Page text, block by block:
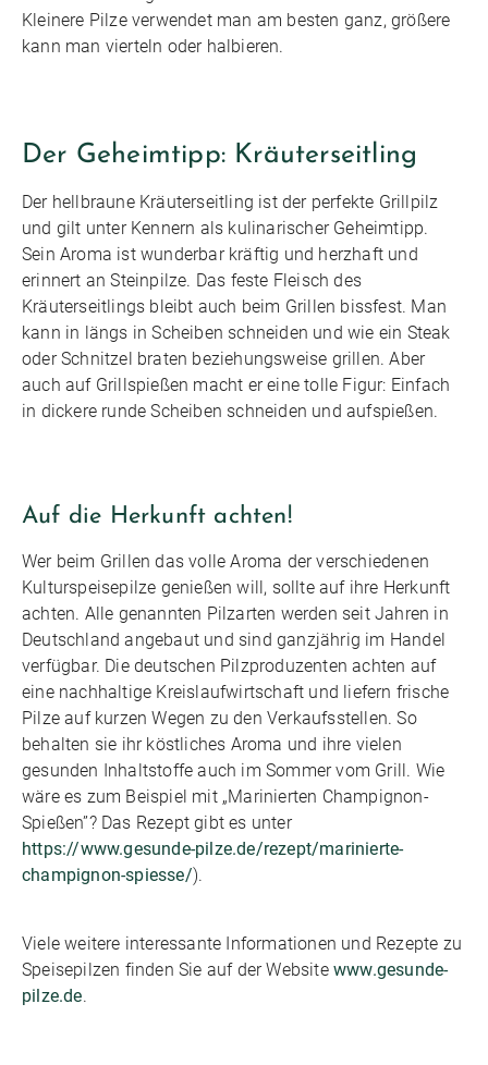
Kleinere Pilze verwendet man am besten ganz, größere
kann man vierteln oder halbieren.
Der Geheimtipp: Kräuterseitling
Der hellbraune Kräuterseitling ist der perfekte Grillpilz
und gilt unter Kennern als kulinarischer Geheimtipp.
Sein Aroma ist wunderbar kräftig und herzhaft und
erinnert an Steinpilze. Das feste Fleisch des
Kräuterseitlings bleibt auch beim Grillen bissfest. Man
kann in längs in Scheiben schneiden und wie ein Steak
oder Schnitzel braten beziehungsweise grillen. Aber
auch auf Grillspießen macht er eine tolle Figur: Einfach
in dickere runde Scheiben schneiden und aufspießen.
Auf die Herkunft achten!
Wer beim Grillen das volle Aroma der verschiedenen
Kulturspeisepilze genießen will, sollte auf ihre Herkunft
achten. Alle genannten Pilzarten werden seit Jahren in
Deutschland angebaut und sind ganzjährig im Handel
verfügbar. Die deutschen Pilzproduzenten achten auf
eine nachhaltige Kreislaufwirtschaft und liefern frische
Pilze auf kurzen Wegen zu den Verkaufsstellen. So
behalten sie ihr köstliches Aroma und ihre vielen
gesunden Inhaltstoffe auch im Sommer vom Grill. Wie
wäre es zum Beispiel mit „Marinierten Champignon-
Spießen”? Das Rezept gibt es unter
https://www.gesunde-pilze.de/rezept/marinierte-
champignon-spiesse/).
Viele weitere interessante Informationen und Rezepte zu
Speisepilzen finden Sie auf der Website www.gesunde-
pilze.de.